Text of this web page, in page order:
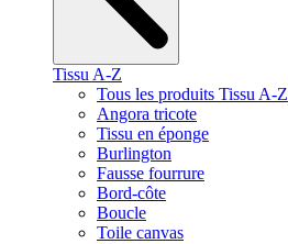
Tissu A-Z
Tous les produits Tissu A-Z
Angora tricote
Tissu en éponge
Burlington
Fausse fourrure
Bord-côte
Boucle
Toile canvas